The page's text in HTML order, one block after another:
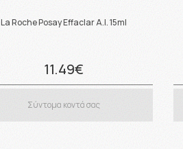
La Roche Posay Effaclar A.I. 15ml
11.49€
Σύντομα κοντά σας